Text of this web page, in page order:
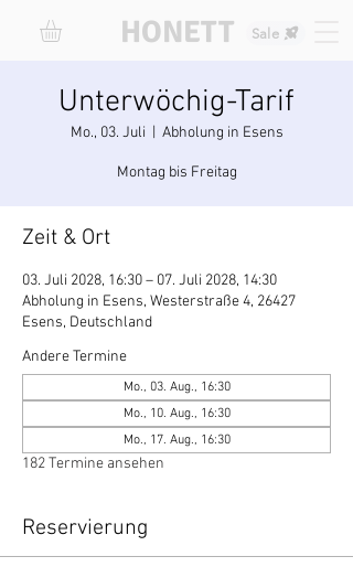
Sale
HONETT
Unterwöchig-Tarif
Mo., 03. Juli Abholung in Esens
Montag bis Freitag
Zeit & Ort
03. Juli 2028, 16:30 – 07. Juli 2028, 14:30
Abholung in Esens, Westerstraße 4, 26427
Esens, Deutschland
Andere Termine
Mo., 03. Aug., 16:30
Mo., 10. Aug., 16:30
Mo., 17. Aug., 16:30
182 Termine ansehen
Reservierung